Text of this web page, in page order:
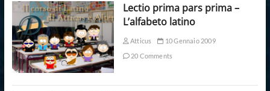
Lectio prima pars prima –
L’alfabeto latino
Atticus
10 Gennaio 2009
20 Comments